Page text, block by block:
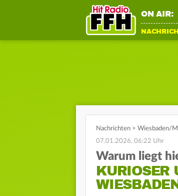
ON AIR:
Nachrichten > Wiesbaden/
07.01.2026, 06:22 Uhr
Warum liegt
KURIOSER